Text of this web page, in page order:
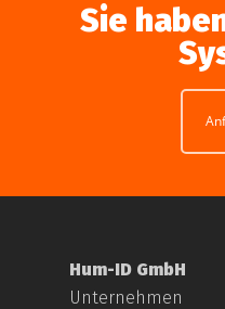
Sie
Hum-ID GmbH
Unternehmen